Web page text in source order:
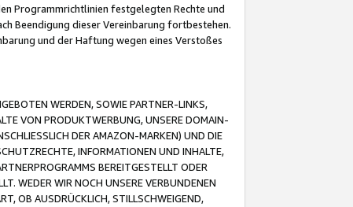
Programmrichtlinien festgelegten Rechte und
Beendigung dieser Vereinbarung fortbestehen.
und der Haftung wegen eines Verstoßes
WERDEN, SOWIE PARTNER-LINKS,
VON PRODUKTWERBUNG, UNSERE DOMAIN-
DER AMAZON-MARKEN) UND DIE
INFORMATIONEN UND INHALTE,
BEREITGESTELLT ODER
WEDER WIR NOCH UNSERE VERBUNDENEN
OB AUSDRÜCKLICH, STILLSCHWEIGEND,